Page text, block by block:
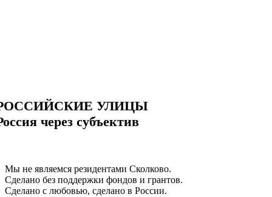
УЛИЦЫ
через субъектив
Мы не являемся резидентами Сколково.
Сделано без поддержки фондов и грантов.
Сделано с любовью, сделано в России.